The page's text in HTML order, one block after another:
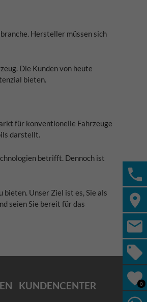
Hersteller müssen sich
Die Kunden von heute
bieten.
für konventionelle Fahrzeuge
darstellt.
betrifft. Dennoch ist
Unser Ziel ist es, Sie als
seien Sie bereit für das
KUNDENCENTER 0